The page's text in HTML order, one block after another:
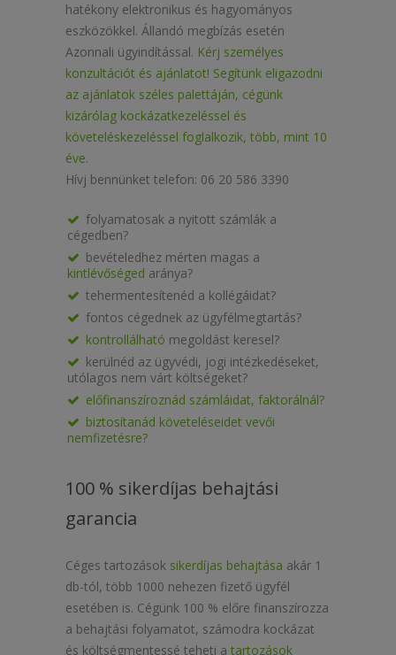
hatékony elektronikus és hagyományos
eszközökkel. Állandó megbízás esetén
Azonnali ügyindítással. Kérj személyes
konzultációt és ajánlatot! Segítünk eligazodni
az ajánlatok széles palettáján, cégünk
kizárólag kockázatkezeléssel és
követeléskezeléssel foglalkozik, több, mint 10
éve.
Hívj bennünket telefon: 06 20 586 3390
folyamatosak a nyitott számlák a
cégedben?
bevételedhez mérten magas a
kintlévőséged aránya?
tehermentesítenéd a kollégáidat?
fontos cégednek az ügyfélmegtartás?
kontrollálható megoldást keresel?
kerülnéd az ügyvédi, jogi intézkedéseket,
utólagos nem várt költségeket?
előfinanszíroznád számláidat, faktorálnál?
biztosítanád követeléseidet vevői
nemfizetésre?
100 % sikerdíjas behajtási
garancia
Céges tartozások sikerdíjas behajtása akár 1
db-tól, több 1000 nehezen fizető ügyfél
esetében is. Cégünk 100 % előre finanszírozza
a behajtási folyamatot, számodra kockázat
és költségmentessé teheti a tartozások